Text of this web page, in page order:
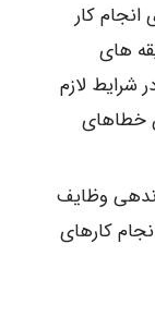
انجام کار
های
لازم
خطاهای
وظایف
کارهای